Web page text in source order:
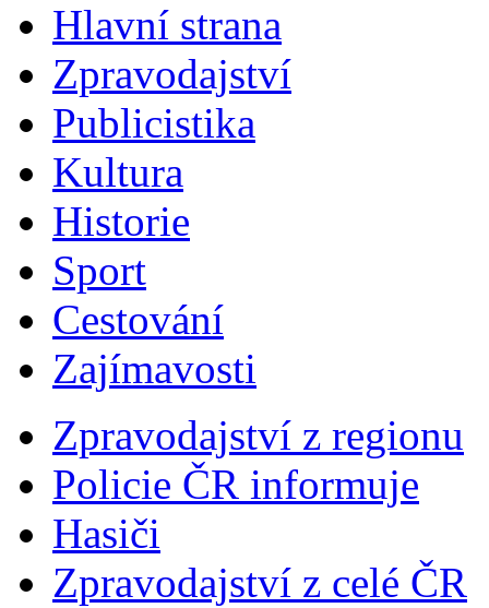
Hlavní strana
Zpravodajství
Publicistika
Kultura
Historie
Sport
Cestování
Zajímavosti
Zpravodajství z regionu
Policie ČR informuje
Hasiči
Zpravodajství z celé ČR